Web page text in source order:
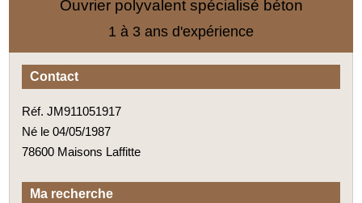
Ouvrier polyvalent spécialisé béton
1 à 3 ans d'expérience
Contact
Réf. JM911051917
Né le 04/05/1987
78600 Maisons Laffitte
Ma recherche